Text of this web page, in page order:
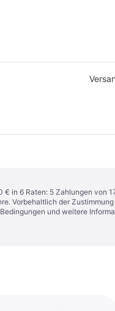
in 6 Raten: 5 Zahlungen von
Vorbehaltlich der
und weitere